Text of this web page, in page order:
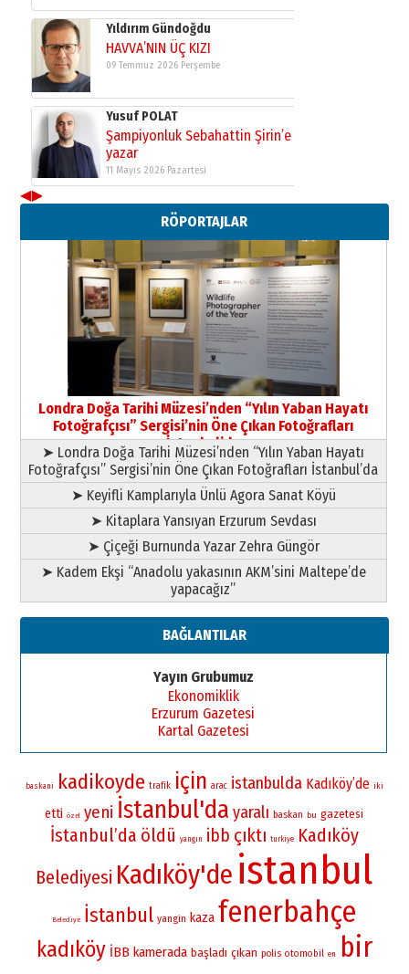
Yıldırım Gündoğdu
HAVVA’NIN ÜÇ KIZI
09 Temmuz 2026 Perşembe
Yusuf POLAT
Şampiyonluk Sebahattin Şirin’e
yazar
11 Mayıs 2026 Pazartesi
Neşat YALÇIN
Paranın Aile Kültüründeki Yeri
03 Ağustos 2026 Pazartesi
Yıldırım Gündoğdu
HAVVA’NIN ÜÇ KIZI
09 Temmuz 2026 Perşembe
Yusuf POLAT
Şampiyonluk Sebahattin Şirin’e
yazar
11 Mayıs 2026 Pazartesi
◀▶
RÖPORTAJLAR
Londra Doğa Tarihi Müzesi’nden “Yılın Yaban Hayatı
Fotoğrafçısı” Sergisi’nin Öne Çıkan Fotoğrafları
İstanbul’da
➤ Londra Doğa Tarihi Müzesi’nden “Yılın Yaban Hayatı
Fotoğrafçısı” Sergisi’nin Öne Çıkan Fotoğrafları İstanbul’da
➤ Keyifli Kamplarıyla Ünlü Agora Sanat Köyü
➤ Kitaplara Yansıyan Erzurum Sevdası
➤ Çiçeği Burnunda Yazar Zehra Güngör
➤ Kadem Ekşi “Anadolu yakasının AKM’sini Maltepe’de
yapacağız”
BAĞLANTILAR
Yayın Grubumuz
Ekonomiklik
Erzurum Gazetesi
Kartal Gazetesi
baskani kadikoyde trafik için arac istanbulda Kadıköy’de iki
etti özel yeni İstanbul'da yaralı baskan bu gazetesi
İstanbul’da öldü yangın ibb çıktı turkiye
Kadıköy
Belediyesi Kadıköy'de istanbul
Belediye İstanbul yangin kaza fenerbahçe
kadıköy İBB kamerada başladı çıkan polis otomobil en bir